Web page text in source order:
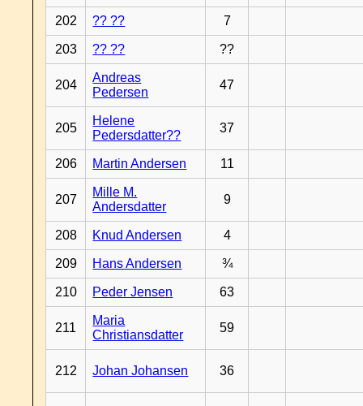
202 ?? ?? 7
203 ?? ?? ??
204
Andreas
Pedersen
47
205
Helene
Pedersdatter??
37
206 Martin Andersen 11
207
Mille M.
Andersdatter
9
208 Knud Andersen 4
209 Hans Andersen ¾
210 Peder Jensen 63
211
Maria
Christiansdatter
59
212 Johan Johansen 36